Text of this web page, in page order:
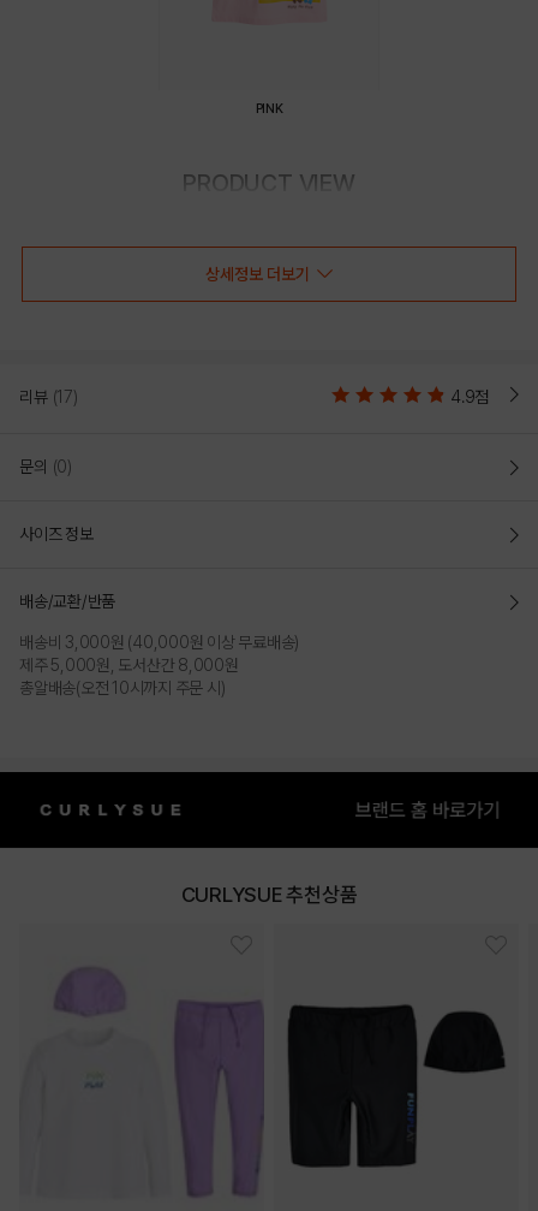
PINK
PRODUCT VIEW
상세정보 더보기
리뷰 (17) 4.9점
문의 (0)
사이즈 정보
배송/교환/반품
배송비 3,000원 (40,000원 이상 무료배송)
제주 5,000원, 도서산간 8,000원
총알배송(오전 10시까지 주문 시)
CURLYSUE 추천상품